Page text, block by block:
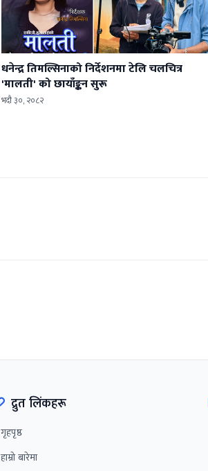
धनेन्द्र तिमल्सिनाको निर्देशनमा टेलि चलचित्र
'मालती' को छायाँङ्कन सुरू
भदौ ३०, २०८२
द्रुत लिंकहरू
गृहपृष्ठ
हाम्रो बारेमा